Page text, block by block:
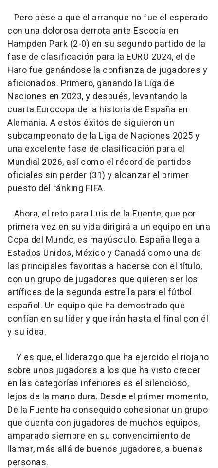
Pero pese a que el arranque no fue el esperado
con una dolorosa derrota ante Escocia en
Hampden Park (2-0) en su segundo partido de la
fase de clasificación para la EURO 2024, el de
Haro fue ganándose la confianza de jugadores y
aficionados. Primero, ganando la Liga de
Naciones en 2023, y después, levantando la
cuarta Eurocopa de la historia de España en
Alemania. A estos éxitos de siguieron un
subcampeonato de la Liga de Naciones 2025 y
una excelente fase de clasificación para el
Mundial 2026, así como el récord de partidos
oficiales sin perder (31) y alcanzar el primer
puesto del ránking FIFA.
Ahora, el reto para Luis de la Fuente, que por
primera vez en su vida dirigirá a un equipo en una
Copa del Mundo, es mayúsculo. España llega a
Estados Unidos, México y Canadá como una de
las principales favoritas a hacerse con el título,
con un grupo de jugadores que quieren ser los
artífices de la segunda estrella para el fútbol
español. Un equipo que ha demostrado que
confían en su líder y que irán hasta el final con él
y su idea.
Y es que, el liderazgo que ha ejercido el riojano
sobre unos jugadores a los que ha visto crecer
en las categorías inferiores es el silencioso,
lejos de la mano dura. Desde el primer momento,
De la Fuente ha conseguido cohesionar un grupo
que cuenta con jugadores de muchos equipos,
amparado siempre en su convencimiento de
llamar, más allá de buenos jugadores, a buenas
personas.